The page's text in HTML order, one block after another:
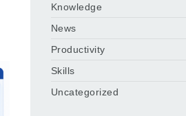
Knowledge
News
Productivity
Skills
Uncategorized